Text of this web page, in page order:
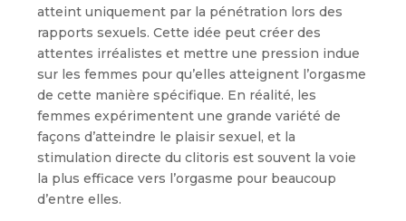
atteint uniquement par la pénétration lors des
rapports sexuels. Cette idée peut créer des
attentes irréalistes et mettre une pression indue
sur les femmes pour qu’elles atteignent l’orgasme
de cette manière spécifique. En réalité, les
femmes expérimentent une grande variété de
façons d’atteindre le plaisir sexuel, et la
stimulation directe du clitoris est souvent la voie
la plus efficace vers l’orgasme pour beaucoup
d’entre elles.